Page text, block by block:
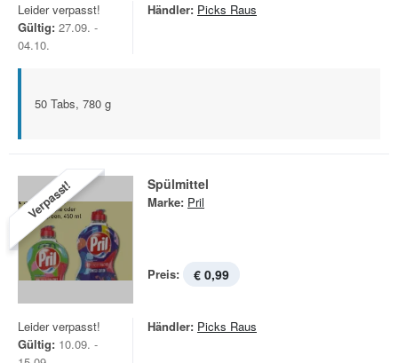
Leider verpasst!
Gültig: 27.09. -
04.10.
Händler: Picks Raus
50 Tabs, 780 g
Verpasst! Spülmittel
Marke: Pril
Preis: € 0,99
Leider verpasst!
Gültig: 10.09. -
Händler: Picks Raus